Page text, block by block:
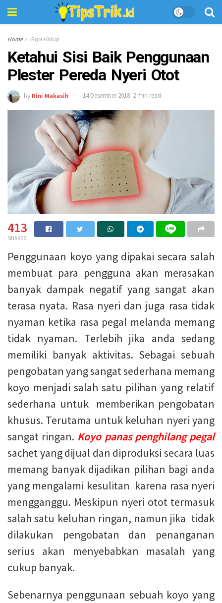
Home Gaya Hidup
Ketahui Sisi Baik Penggunaan
Plester Pereda Nyeri Otot
by Rini Makasih 14 Desember 2018 2 min read
413
SHARES
Penggunaan koyo yang dipakai secara salah
membuat para pengguna akan merasakan
banyak dampak negatif yang sangat akan
terasa nyata. Rasa nyeri dan juga rasa tidak
nyaman ketika rasa pegal melanda memang
tidak nyaman. Terlebih jika anda sedang
memiliki banyak aktivitas. Sebagai sebuah
pengobatan yang sangat sederhana memang
koyo menjadi salah satu pilihan yang relatif
sederhana untuk memberikan pengobatan
khusus. Terutama untuk keluhan nyeri yang
sangat ringan. Koyo panas penghilang pegal
sachet yang dijual dan diproduksi secara luas
memang banyak dijadikan pilihan bagi anda
yang mengalami kesulitan karena rasa nyeri
mengganggu. Meskipun nyeri otot termasuk
salah satu keluhan ringan, namun jika tidak
dilakukan pengobatan dan penanganan
serius akan menyebabkan masalah yang
cukup banyak.
Sebenarnya penggunaan sebuah koyo yang